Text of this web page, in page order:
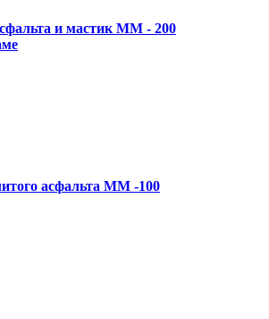
и мастик MM - 200
асфальта MM -100